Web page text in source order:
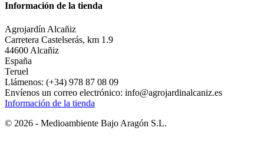
Información de la tienda
Agrojardín Alcañiz
Carretera Castelserás, km 1.9
44600 Alcañiz
España
Teruel
Llámenos: (+34) 978 87 08 09
Envíenos un correo electrónico: info@agrojardinalcaniz.es
Información de la tienda
© 2026 - Medioambiente Bajo Aragón S.L.